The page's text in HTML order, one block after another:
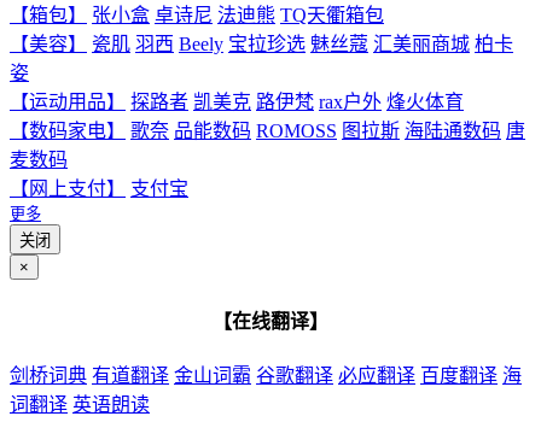
【箱包】
张小盒 卓诗尼 法迪熊 TQ天衢箱包
【美容】
瓷肌 羽西 Beely 宝拉珍选 魅丝蔻 汇美丽商城 柏卡
姿
【运动用品】
探路者 凯美克 路伊梵 rax户外 烽火体育
【数码家电】
歌奈 品能数码 ROMOSS 图拉斯 海陆通数码 唐
麦数码
【网上支付】
支付宝
更多
关闭
×
【在线翻译】
剑桥词典 有道翻译 金山词霸 谷歌翻译 必应翻译 百度翻译 海
词翻译 英语朗读